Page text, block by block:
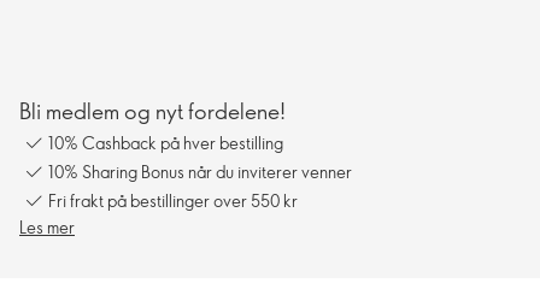
Bli medlem og nyt fordelene!
10% Cashback på hver bestilling
10% Sharing Bonus når du inviterer venner
Fri frakt på bestillinger over 550 kr
Les mer